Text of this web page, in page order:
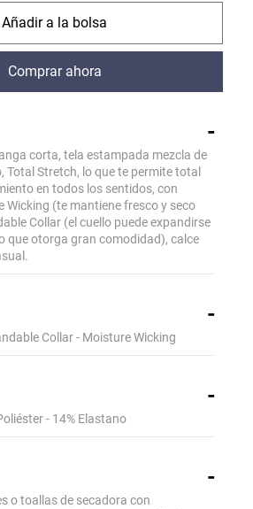
comprar
comprar
corta, tela estampada mezcla de
Total Stretch, lo que te permite total
en todos los sentidos, con
Wicking (te mantiene fresco y seco
Collar (el cuello puede expandirse
que otorga gran comodidad), calce
Collar - Moisture Wicking
- 14% Elastano
o toallas de secadora con